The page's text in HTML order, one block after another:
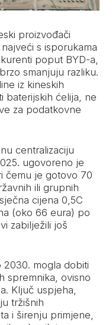
proizvođači
s isporukama
poput BYD-a,
smanjuju razliku.
iz kineskih
baterijskih ćelija, ne
za podatkovne
centralizaciju
ugovoreno je
čemu je gotovo 70
ili grupnih
cijena 0,5C
(oko 66 eura) po
zabilježili još
2030. mogla dobiti
spremnika, ovisno
Ključ uspjeha,
tržišnih
i širenju primjene,